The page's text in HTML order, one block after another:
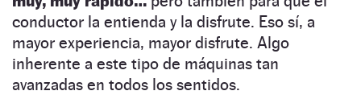
conductor la entienda y la disfrute. Eso sí, a
mayor experiencia, mayor disfrute. Algo
inherente a este tipo de máquinas tan
avanzadas en todos los sentidos.